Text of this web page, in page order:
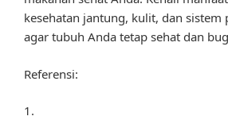
kesehatan jantung, kulit, dan sistem
agar tubuh Anda tetap sehat dan
Referensi:
1.